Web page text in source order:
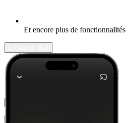
Et encore plus de fonctionnalités